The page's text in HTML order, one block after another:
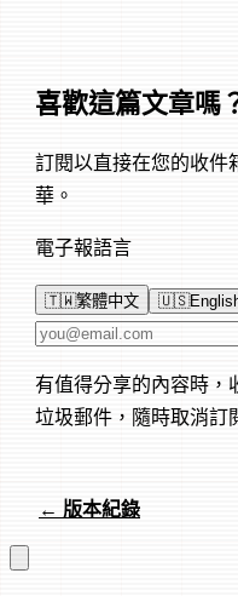
喜歡這篇文章嗎
訂閱以直接在您的收件
華。
電子報語言
🇹🇼繁體中文 🇺🇸
電子郵件地址
有值得分享的內容時，
垃圾郵件，隨時取消訂
← 版本紀錄